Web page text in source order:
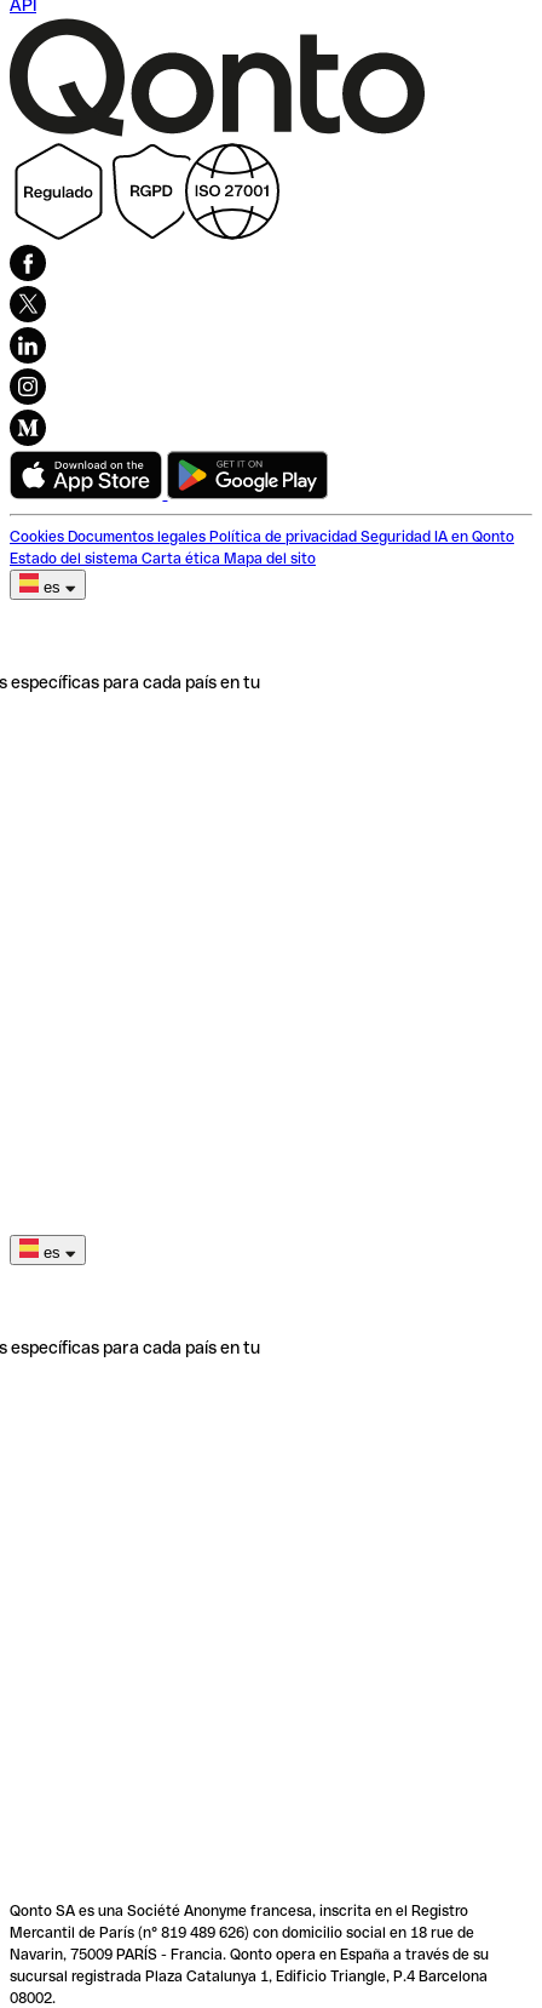
API
Cookies Documentos legales Política de privacidad Seguridad IA en Qonto
Estado del sistema Carta ética Mapa del sito
es
específicas para cada país en tu
es
específicas para cada país en tu
Qonto SA es una Société Anonyme francesa, inscrita en el Registro
Mercantil de París (n° 819 489 626) con domicilio social en 18 rue de
Navarin, 75009 PARÍS - Francia. Qonto opera en España a través de su
sucursal registrada Plaza Catalunya 1, Edificio Triangle, P.4 Barcelona
08002.